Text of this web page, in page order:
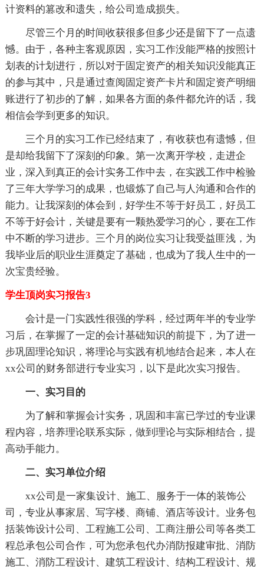
计资料的篡改和遗失，给公司造成损失。
尽管三个月的时间收获很多但多少还是留下了一点遗
憾。由于，各种主客观原因，实习工作没能严格的按照计
划表的计划进行，所以对于固定资产的相关知识没能真正
的参与其中，只是通过查阅固定资产卡片和固定资产明细
账进行了初步的了解，如果各方面的条件都允许的话，我
相信会学到更多的知识。
三个月的实习工作已经结束了，有收获也有遗憾，但
是却给我留下了深刻的印象。第一次离开学校，走进企
业，深入到真正的会计实务工作中去，在实践工作中检验
了三年大学学习的成果，也锻炼了自己与人沟通和合作的
能力。让我深刻的体会到，好学生不等于好员工，好员工
不等于好会计，关键是要有一颗热爱学习的心，要在工作
中不断的学习进步。三个月的岗位实习让我受益匪浅，为
我毕业后的职业生涯奠定了基础，也成为了我人生中的一
次宝贵经验。
学生顶岗实习报告3
会计是一门实践性很强的学科，经过两年半的专业学
习后，在掌握了一定的会计基础知识的前提下，为了进一
步巩固理论知识，将理论与实践有机地结合起来，本人在
xx公司的财务部进行专业实习，以下是此次实习报告。
一、实习目的
为了解和掌握会计实务，巩固和丰富已学过的专业课
程内容，培养理论联系实际，做到理论与实际相结合，提
高动手能力。
二、实习单位介绍
xx公司是一家集设计、施工、服务于一体的装饰公
司，专业从事家居、写字楼、商铺、酒店等设计。业务包
括装饰设计公司、工程施工公司、工商注册公司等各类工
程总承包公司合作，可为您承包代办消防报建审批、消防
施工、消防工程设计、建筑工程设计、结构工程设计、规